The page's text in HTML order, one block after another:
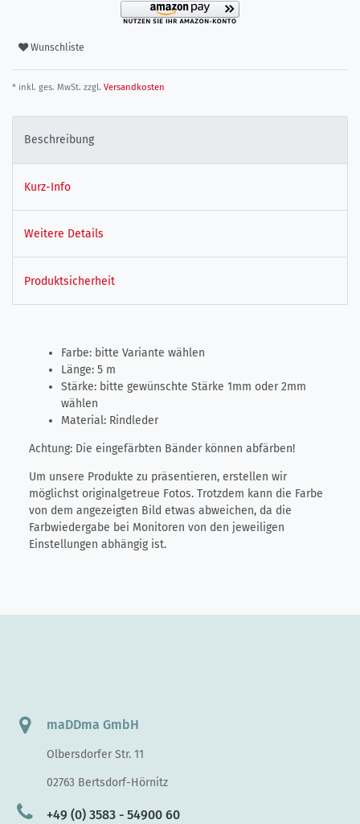
Wunschliste
* inkl. ges. MwSt. zzgl. Versandkosten
Beschreibung
Kurz-Info
Weitere Details
Produktsicherheit
Farbe: bitte Variante wählen
Länge: 5 m
Stärke: bitte gewünschte Stärke 1mm oder 2mm
wählen
Material: Rindleder
Achtung: Die eingefärbten Bänder können abfärben!
Um unsere Produkte zu präsentieren, erstellen wir
möglichst originalgetreue Fotos. Trotzdem kann die Farbe
von dem angezeigten Bild etwas abweichen, da die
Farbwiedergabe bei Monitoren von den jeweiligen
Einstellungen abhängig ist.
maDDma GmbH
Olbersdorfer Str. 11
02763 Bertsdorf-Hörnitz
+49 (0) 3583 - 54900 60